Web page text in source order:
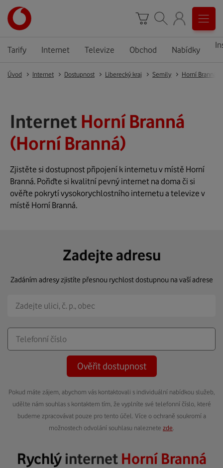
Tarify Internet Televize Obchod Nabídky
Úvod Internet Dostupnost Liberecký kraj Semily Horní Branná
Internet Horní Branná
(Horní Branná)
Zjistěte si dostupnost připojení k internetu v místě Horní
Branná. Pořiďte si kvalitní pevný internet na doma či si
ověřte pokrytí vysokorychlostního internetu a televize v
místě Horní Branná.
Zadejte adresu
Zadáním adresy zjistíte přesnou rychlost dostupnou na vaší adrese
Ověřit dostupnost
Pokud máte zájem, abychom vás kontaktovali s individuální nabídkou služeb,
udělte nám souhlas s kontaktem tím, že vyplníte své telefonní číslo, které
budeme zpracovávat pouze pro tento účel. Více o ochraně soukromí a
možnostech odvolání souhlasu naleznete zde
Rychlýinternet Horní Branná